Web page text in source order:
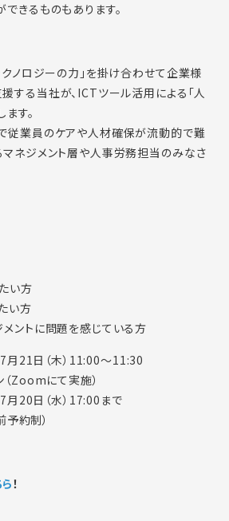
きるものもあります。
クノロジーの力」を掛け合わせて企業様
する当社が、ICTツール活用による「人
す。
従業員のケアや人材確保が流動的で難
マネジメント層や人事労務担当のみなさ
い方
い方
メントに問題を感じている方
21日（木）11:00～11:30
Zoomにて実施）
20日（水）17:00まで
約制）
！